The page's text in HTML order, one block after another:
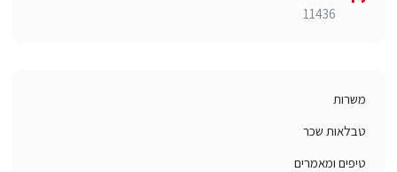
11436
משרות
טבלאות שכר
טיפים ומאמרים